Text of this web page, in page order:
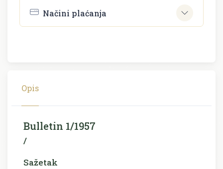
Načini plaćanja
Opis
Bulletin 1/1957
/
Sažetak